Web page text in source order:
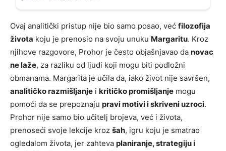
Ovaj analitički pristup nije bio samo posao, već filozofija
života koju je prenosio na svoju unuku Margaritu. Kroz
njihove razgovore, Prohor je često objašnjavao da novac
ne laže, za razliku od ljudi koji mogu biti podložni
obmanama. Margarita je učila da, iako život nije savršen,
analitičko razmišljanje i kritičko promišljanje mogu
pomoći da se prepoznaju pravi motivi i skriveni uzroci.
Prohor nije samo bio učitelj brojeva, već i života,
prenoseći svoje lekcije kroz šah, igru koju je smatrao
ogledalom života, jer zahteva planiranje, strategiju i